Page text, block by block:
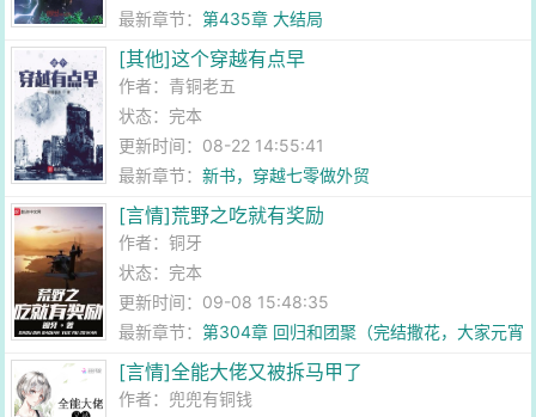
最新章节：第435章 大结局
[其他]这个穿越有点早
作者： 青铜老五
状态：完本
更新时间：08-22 14:55:41
最新章节：新书，穿越七零做外贸
[言情]荒野之吃就有奖励
作者：铜牙
状态：完本
更新时间：09-08 15:48:35
最新章节：第304章 回归和团聚（完结撒花，大家元宵
快乐！）
[言情]全能大佬又被拆马甲了
作者： 兜兜有铜钱